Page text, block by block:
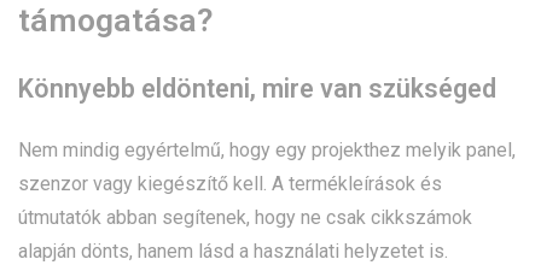
támogatása?
Könnyebb eldönteni, mire van szükséged
Nem mindig egyértelmű, hogy egy projekthez melyik panel,
szenzor vagy kiegészítő kell. A termékleírások és
útmutatók abban segítenek, hogy ne csak cikkszámok
alapján dönts, hanem lásd a használati helyzetet is.